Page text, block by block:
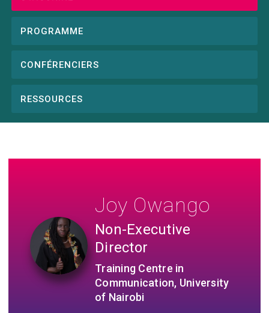
PROGRAMME
CONFÉRENCIERS
RESSOURCES
Joy Owango
Non-Executive
Director
Training Centre in
Communication, University
of Nairobi